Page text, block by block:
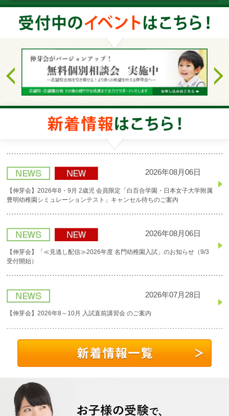
2026年08月06日
【伸芽会】2026年8・9月 2歳児 会員限定「白百合学園・日本女子大学附属
豊明幼稚園シミュレーションテスト」キャンセル待ちのご案内
2026年08月06日
【伸芽会】「≪見逃し配信≫2026年度 名門幼稚園入試」のお知らせ（9/3
受付開始）
2026年07月28日
【伸芽会】2026年8～10月 入試直前講習会 のご案内